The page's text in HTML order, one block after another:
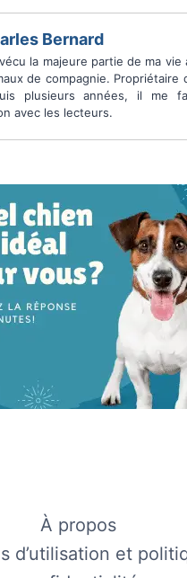
Bernard
la majeure partie de ma vie
de compagnie. Propriétaire
plusieurs années, il me
avec les lecteurs.
À propos
d’utilisation et